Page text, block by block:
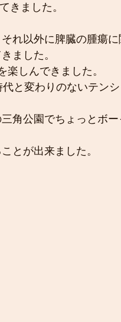
きました。
れ以外に脾臓の腫瘍
ました。
しんできました。
と変わりのないテン
角公園でちょっとボー
とが出来ました。